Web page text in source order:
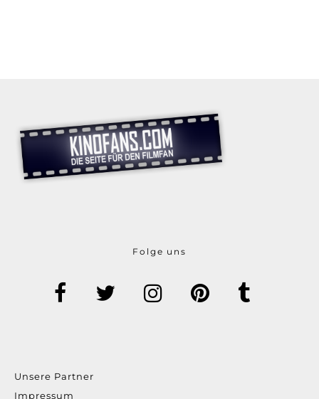
Folge uns
Unsere Partner
Impressum